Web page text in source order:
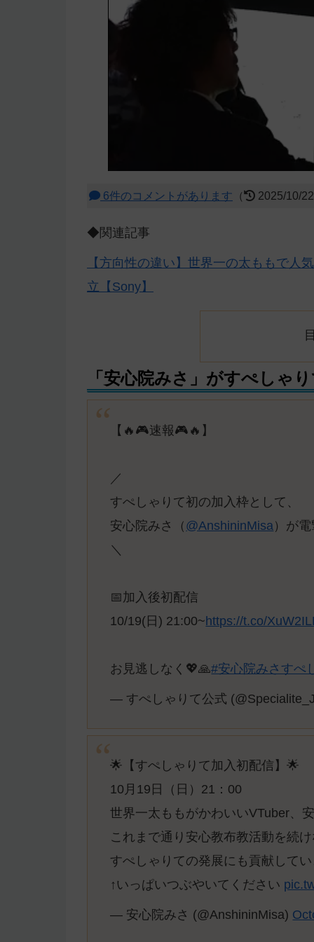
6件のコメントがあります （ 2025/10/
◆関連記事
【方向性の違い】世界一の太ももで人
立【Sony】
「安心院みさ」がすぺしゃ
【🔥🎮速報🎮🔥】
／
すぺしゃりて初の加入枠として、
安心院みさ（ @AnshininMisa ）が
＼
📅加入後初配信
10/19(日) 21:00~https://t.co/
お見逃しなく💖🙏#安心院みさすぺ
— すぺしゃりて公式
🌟【すぺしゃりて加入初配信】🌟
10月19日（日）21：00
世界一太ももがかわいいVTuber、
これまで通り安心教布教活動を続
すぺしゃりての発展にも貢献して
↑いっぱいつぶやいてください
— 安心院みさ (@AnshininMisa)